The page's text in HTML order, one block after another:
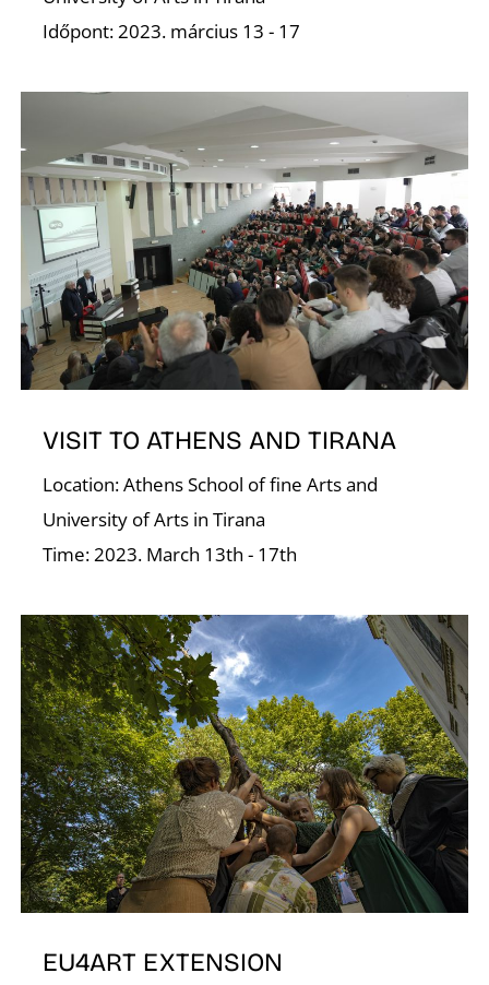
Időpont: 2023. március 13 - 17
VISIT TO ATHENS AND TIRANA
Location: Athens School of fine Arts and
University of Arts in Tirana
Time: 2023. March 13th - 17th
EU4ART EXTENSION